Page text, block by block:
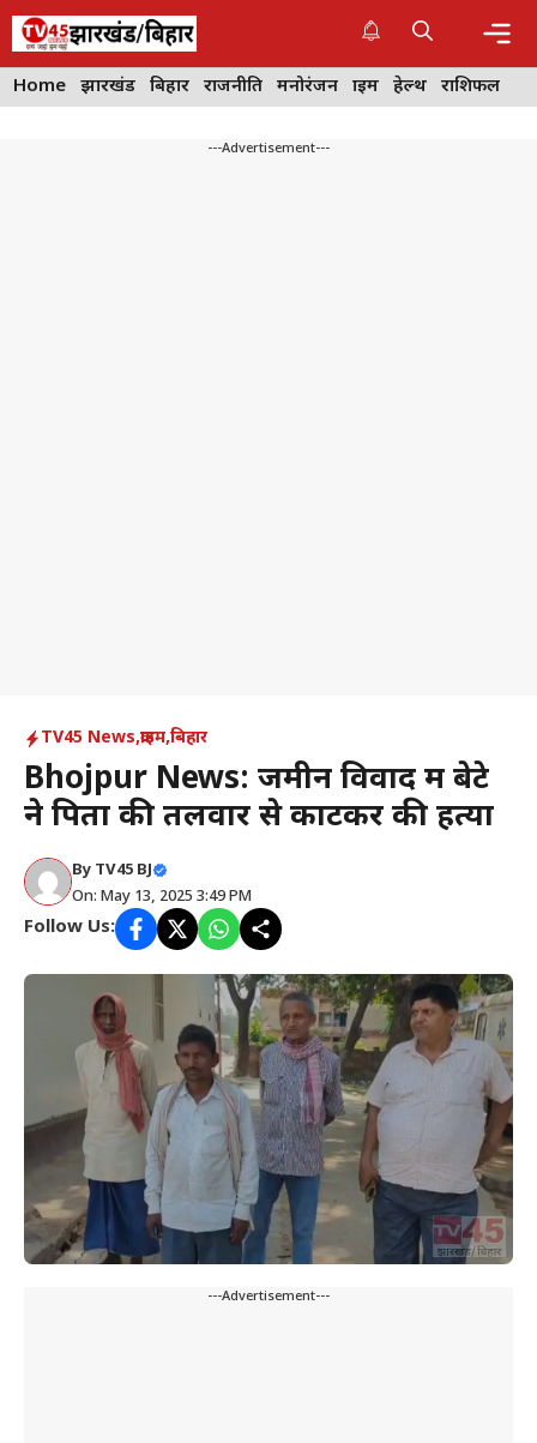
Skip
content
Home झारखंड बिहार राजनीति मनोरंजन क्राइम हेल्थ राशिफल
---Advertisement---
TV45 News,क्राइम,बिहार
Bhojpur News: जमीन विवाद में बेटे
ने पिता की तलवार से काटकर की हत्या
By TV45 BJ
On: May 13, 2025 3:49 PM
Follow Us:
---Advertisement---